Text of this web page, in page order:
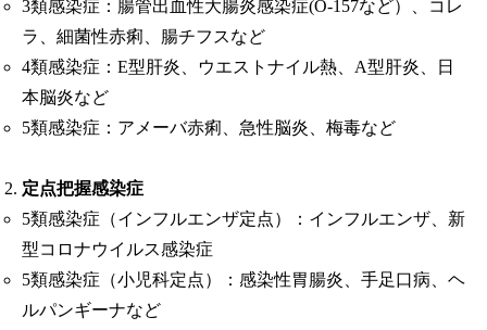
3類感染症：腸管出血性大腸炎感染症(O-157など）、コレ
ラ、細菌性赤痢、腸チフスなど
4類感染症：E型肝炎、ウエストナイル熱、A型肝炎、日
本脳炎など
5類感染症：アメーバ赤痢、急性脳炎、梅毒など
定点把握感染症
5類感染症（インフルエンザ定点）：インフルエンザ、新
型コロナウイルス感染症
5類感染症（小児科定点）：感染性胃腸炎、手足口病、ヘ
ルパンギーナなど